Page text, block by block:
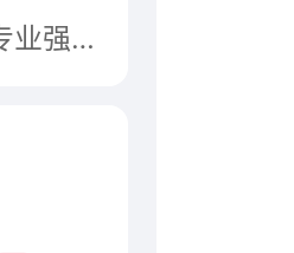
雕牌，健康洗护领跑品牌，上世纪90年代初，雕牌以专业强劲的清洁功效风靡全国，开启国人品质洗涤新时代。以“守护家庭洁净健康”为使命，拥有健康除菌的强大优势，持续为家庭清洁洗护提供全方位专业解决方案。